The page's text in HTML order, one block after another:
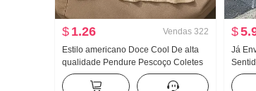
$ 1.26 Vendas 322
Estilo americano Doce Cool De alta
qualidade Pendure Pescoço Coletes
feminino Verão Uso externo Dentro
Pegue Camiseta de base Garota
$
Já